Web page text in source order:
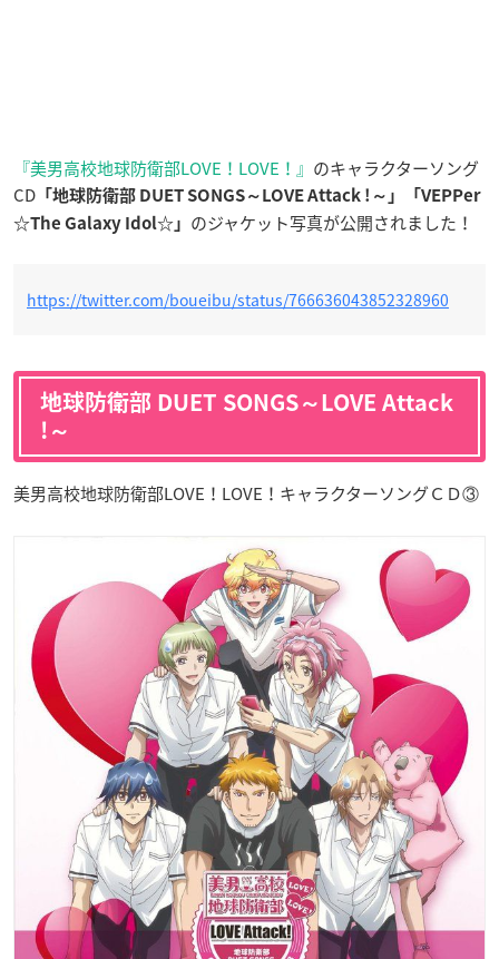
『美男高校地球防衛部LOVE！LOVE！』 のキャラクターソング
CD 「地球防衛部 DUET SONGS～LOVE Attack !～」「VEPPer
☆The Galaxy Idol☆」 のジャケット写真が公開されました！
https://twitter.com/boueibu/status/766636043852328960
地球防衛部 DUET SONGS～LOVE Attack
!～
美男高校地球防衛部LOVE！LOVE！キャラクターソングＣＤ③